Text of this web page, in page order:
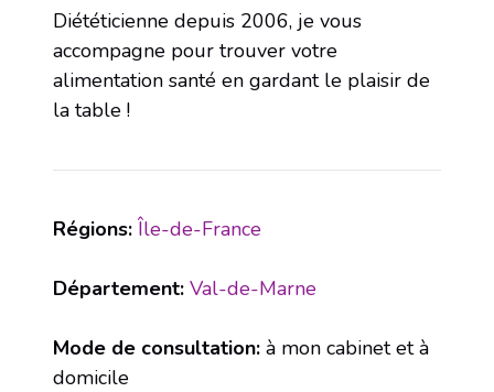
Diététicienne depuis 2006, je vous
accompagne pour trouver votre
alimentation santé en gardant le plaisir de
la table !
Régions: Île-de-France
Département: Val-de-Marne
Mode de consultation: à mon cabinet et à
domicile